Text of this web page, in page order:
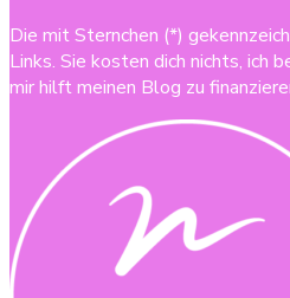
Die mit Sternchen (*)
Links. Sie kosten dich nichts, ich
mir hilft meinen Blog zu